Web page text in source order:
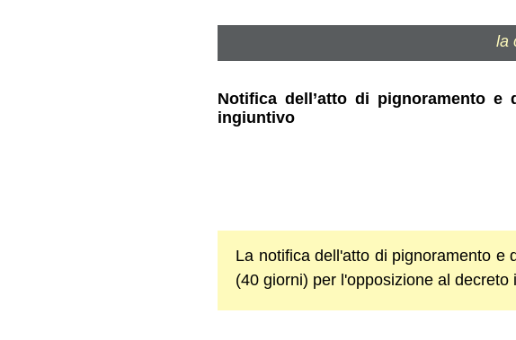
la
Notifica dell’atto di pignoramento
ingiuntivo
La notifica dell'atto di pignoramento e
(40 giorni) per l'opposizione al decreto